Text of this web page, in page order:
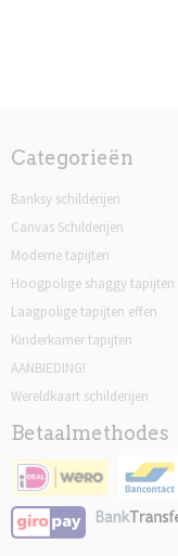
Categorieën
Banksy schilderijen
Canvas Schilderijen
Moderne tapijten
Hoogpolige shaggy tapijten
Laagpolige tapijten effen
Kinderkamer tapijten
AANBIEDING!
Wereldkaart schilderijen
Betaalmethodes